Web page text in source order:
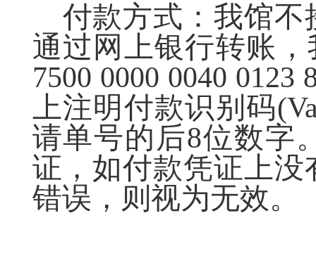
付款方式：我馆
通过网上银行转账
7500 0000 0040 0123
上注明付款识别码(
请单号的后8位数字
证，如付款凭证上
错误，则视为无效。